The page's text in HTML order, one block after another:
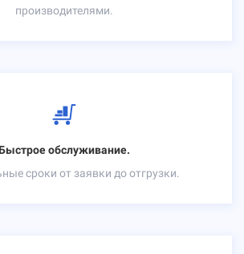
производителями.
обслуживание.
сроки от заявки до отгрузки.